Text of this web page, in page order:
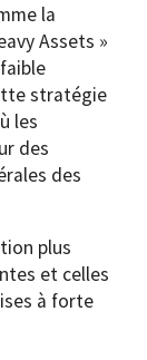
la
Assets »
stratégie
les
des
des
plus
et celles
à forte